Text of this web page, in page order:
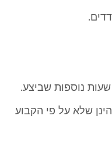
שלא על פי הקבוע